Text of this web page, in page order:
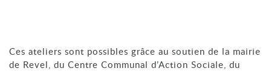
Ces ateliers sont possibles grâce au soutien de la mairie
de Revel, du Centre Communal d’Action Sociale, du